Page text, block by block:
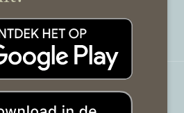
Disclaimer & gedragscode